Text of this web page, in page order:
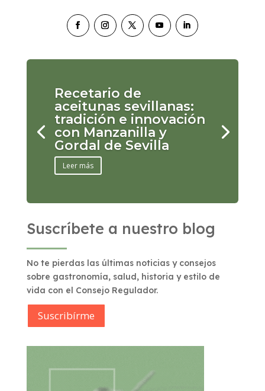
Recetario de
aceitunas sevillanas:
tradición e innovación
con Manzanilla y
Gordal de Sevilla
Leer más
Suscríbete a nuestro blog
No te pierdas las últimas noticias y consejos
sobre gastronomía, salud, historia y estilo de
vida con el Consejo Regulador.
Suscribírme